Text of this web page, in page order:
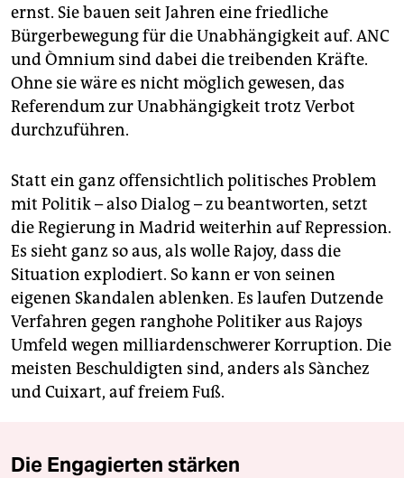
ernst. Sie bauen seit Jahren eine friedliche
Bürgerbewegung für die Unabhängigkeit auf. ANC
und Òmnium sind dabei die treibenden Kräfte.
Ohne sie wäre es nicht möglich gewesen, das
Referendum zur Unabhängigkeit trotz Verbot
durchzuführen.
Statt ein ganz offensichtlich politisches Problem
mit Politik – also Dialog – zu beantworten, setzt
die Regierung in Madrid weiterhin auf Repression.
Es sieht ganz so aus, als wolle Rajoy, dass die
Situation explodiert. So kann er von seinen
eigenen Skandalen ablenken. Es laufen Dutzende
Verfahren gegen ranghohe Politiker aus Rajoys
Umfeld wegen milliardenschwerer Korruption. Die
meisten Beschuldigten sind, anders als Sànchez
und Cuixart, auf freiem Fuß.
Die Engagierten stärken